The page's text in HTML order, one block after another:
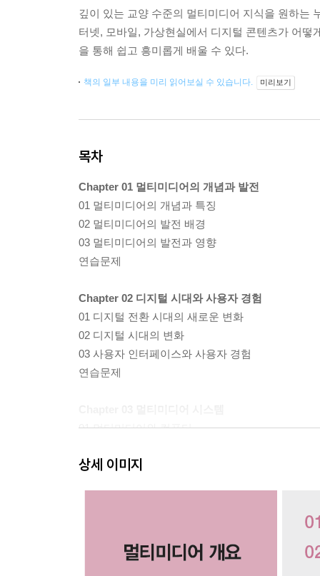
깊이 있는 교양 수준의 멀티미디어 지식을 원하는
터넷, 모바일, 가상현실에서 디지털 콘텐츠가 어
을 통해 쉽고 흥미롭게 배울 수 있다.
책의 일부 내용을 미리 읽어보실 수 있습니다. 미리보기
목차
Chapter 01 멀티미디어의 개념과 발전
01 멀티미디어의 개념과 특징
02 멀티미디어의 발전 배경
03 멀티미디어의 발전과 영향
연습문제
Chapter 02 디지털 시대와 사용자 경험
01 디지털 전환 시대의 새로운 변화
02 디지털 시대의 변화
03 사용자 인터페이스와 사용자 경험
연습문제
01 멀티미디어와 컴퓨터
03 저장장치
Chapter 04 텍스트
상세 이미지